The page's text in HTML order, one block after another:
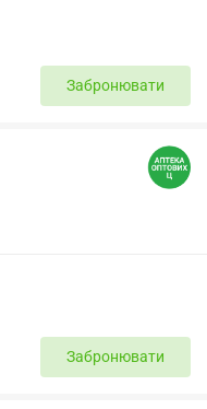
Забронювати
Забронювати